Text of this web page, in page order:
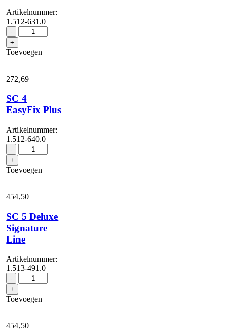
Artikelnummer:
1.512-631.0
-
4
EasyFix
Iron
+
Toevoegen
272,69
SC 4
EasyFix Plus
Artikelnummer:
1.512-640.0
-
4
EasyFix
Plus
+
Toevoegen
454,50
SC 5 Deluxe
Signature
Line
Artikelnummer:
1.513-491.0
-
5
Deluxe
Signature
aantal
+
Toevoegen
454,50